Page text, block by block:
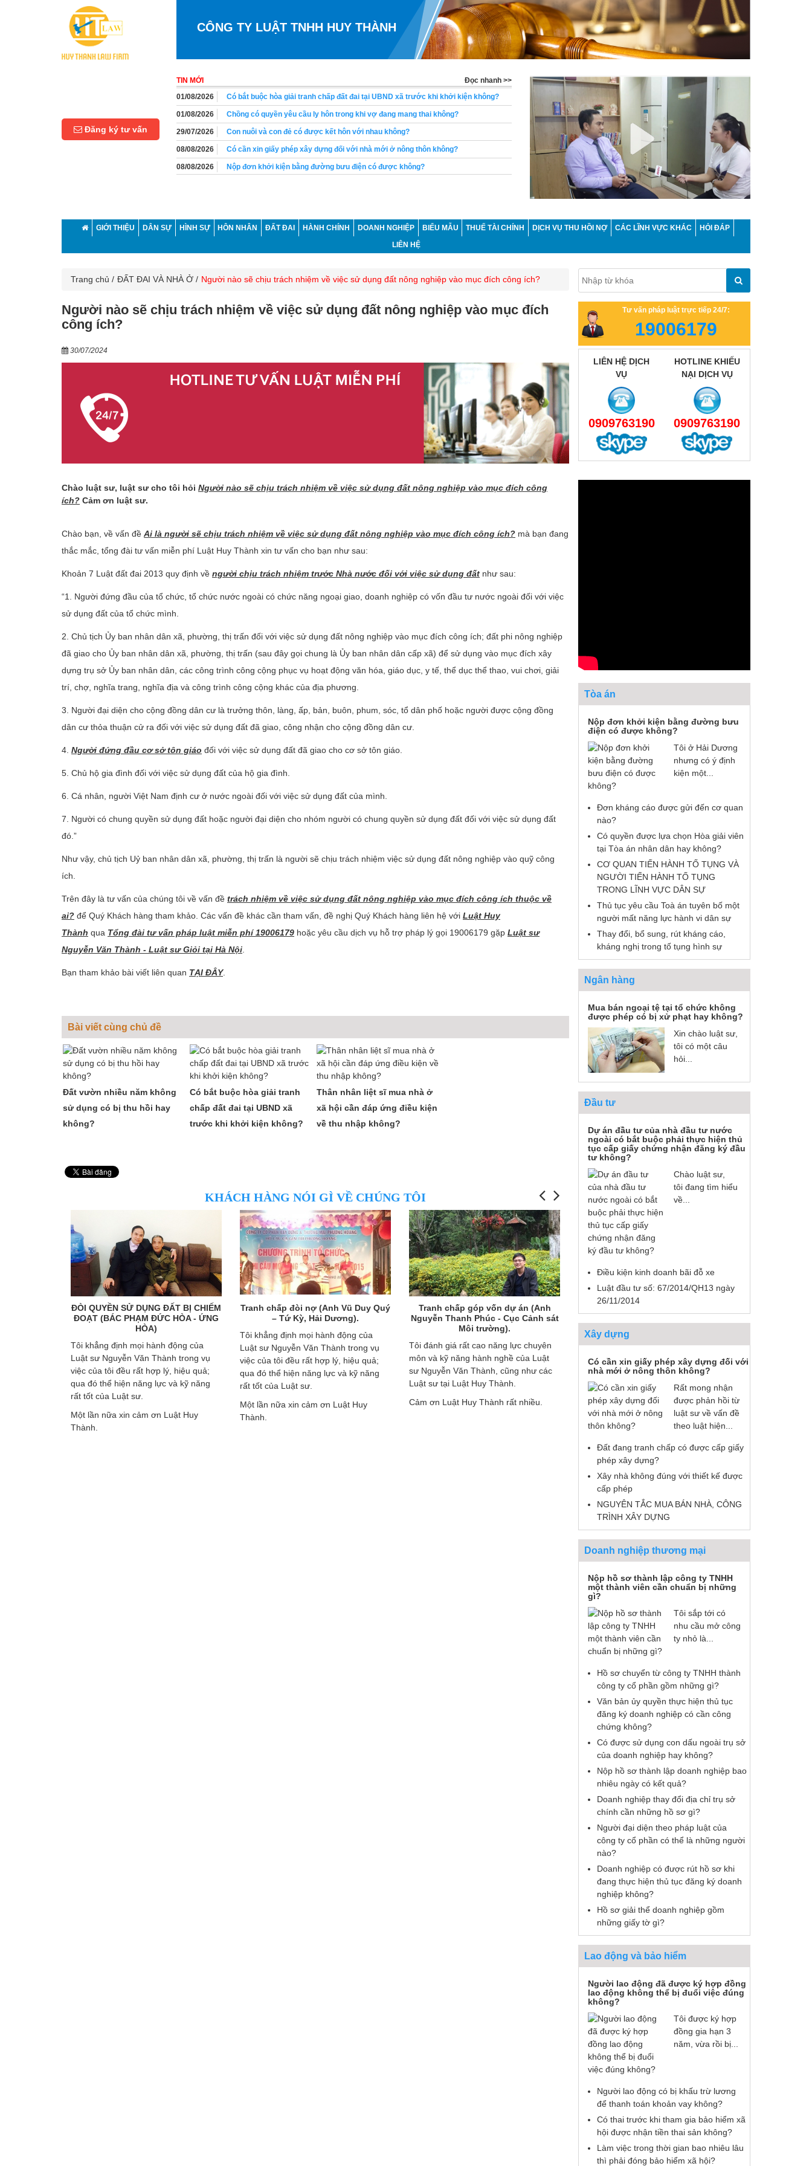
CÔNG TY LUẬT TNHH HUY THÀNH
Đăng ký tư vấn
TIN MỚI
Đọc nhanh >>
01/08/2026
Có bắt buộc hòa giải tranh chấp đất đai tại UBND xã trước khi khởi kiện không?
01/08/2026 Chồng có quyền yêu cầu ly hôn trong khi vợ đang mang thai không?
29/07/2026 Con nuôi và con đẻ có được kết hôn với nhau không?
08/08/2026 Có cần xin giấy phép xây dựng đối với nhà mới ở nông thôn không?
08/08/2026 Nộp đơn khởi kiện bằng đường bưu điện có được không?
05/08/2026 Người lao động đã được ký hợp đồng lao động không thể bị đuổi việc đúng không?
Người lao động có bị khấu trừ lương để thanh toán khoản vay không?
01/08/2026 Thời hiệu yêu cầu chia di sản thừa kế là bao lâu?
GIỚI THIỆU DÂN SỰ HÌNH SỰ HÔN NHÂN ĐẤT ĐAI HÀNH CHÍNH DOANH NGHIỆP BIỂU MẪU THUẾ TÀI CHÍNH DỊCH VỤ THU HỒI NỢ CÁC LĨNH VỰC KHÁC
HỎI ĐÁP
LIÊN HỆ
Trang chủ ĐẤT ĐAI VÀ NHÀ Ở Người nào sẽ chịu trách nhiệm về việc sử dụng đất nông nghiệp vào mục đích công ích?
Người nào sẽ chịu trách nhiệm về việc sử dụng đất nông nghiệp vào mục đích
công ích?
30/07/2024
Chào luật sư, luật sư cho tôi hỏi Người nào sẽ chịu trách nhiệm về việc sử dụng đất nông nghiệp vào mục đích công
ích? Cảm ơn luật sư.
Chào bạn, về vấn đề Ai là người sẽ chịu trách nhiệm về việc sử dụng đất nông nghiệp vào mục đích công ích? mà bạn đang
thắc mắc, tổng đài tư vấn miễn phí Luật Huy Thành xin tư vấn cho bạn như sau:
Khoản 7 Luật đất đai 2013 quy định về người chịu trách nhiệm trước Nhà nước đối với việc sử dụng đất như sau:
“1. Người đứng đầu của tổ chức, tổ chức nước ngoài có chức năng ngoại giao, doanh nghiệp có vốn đầu tư nước ngoài đối với việc
sử dụng đất của tổ chức mình.
2. Chủ tịch Ủy ban nhân dân xã, phường, thị trấn đối với việc sử dụng đất nông nghiệp vào mục đích công ích; đất phi nông nghiệp
đã giao cho Ủy ban nhân dân xã, phường, thị trấn (sau đây gọi chung là Ủy ban nhân dân cấp xã) để sử dụng vào mục đích xây
dựng trụ sở Ủy ban nhân dân, các công trình công cộng phục vụ hoạt động văn hóa, giáo dục, y tế, thể dục thể thao, vui chơi, giải
trí, chợ, nghĩa trang, nghĩa địa và công trình công cộng khác của địa phương.
3. Người đại diện cho cộng đồng dân cư là trưởng thôn, làng, ấp, bản, buôn, phum, sóc, tổ dân phố hoặc người được cộng đồng
dân cư thỏa thuận cử ra đối với việc sử dụng đất đã giao, công nhận cho cộng đồng dân cư.
4. Người đứng đầu cơ sở tôn giáo đối với việc sử dụng đất đã giao cho cơ sở tôn giáo.
5. Chủ hộ gia đình đối với việc sử dụng đất của hộ gia đình.
6. Cá nhân, người Việt Nam định cư ở nước ngoài đối với việc sử dụng đất của mình.
7. Người có chung quyền sử dụng đất hoặc người đại diện cho nhóm người có chung quyền sử dụng đất đối với việc sử dụng đất
đó.”
Như vậy, chủ tịch Uỷ ban nhân dân xã, phường, thị trấn là người sẽ chịu trách nhiệm việc sử dụng đất nông nghiệp vào quỹ công
ích.
Trên đây là tư vấn của chúng tôi về vấn đề trách nhiệm về việc sử dụng đất nông nghiệp vào mục đích công ích thuộc về
ai? để Quý Khách hàng tham khảo. Các vấn đề khác cần tham vấn, đề nghị Quý Khách hàng liên hệ với Luật Huy
Thành qua Tổng đài tư vấn pháp luật miễn phí 19006179 hoặc yêu cầu dịch vụ hỗ trợ pháp lý gọi 19006179 gặp Luật sư
Nguyễn Văn Thành - Luật sư Giỏi tại Hà Nội.
Bạn tham khảo bài viết liên quan TẠI ĐÂY.
Bài viết cùng chủ đề
Đất vườn nhiều năm không
sử dụng có bị thu hồi hay
không?
Có bắt buộc hòa giải tranh
chấp đất đai tại UBND xã
trước khi khởi kiện không?
Thân nhân liệt sĩ mua nhà ở
xã hội cần đáp ứng điều kiện
về thu nhập không?
KHÁCH HÀNG NÓI GÌ VỀ CHÚNG TÔI
ĐÒI QUYỀN SỬ DỤNG ĐẤT BỊ CHIẾM
ĐOẠT (BÁC PHẠM ĐỨC HÒA - ỨNG
HÒA)
Tôi khẳng định mọi hành động của
Luật sư Nguyễn Văn Thành trong vụ
việc của tôi đều rất hợp lý, hiệu quả;
qua đó thể hiện năng lực và kỹ năng
rất tốt của Luật sư.
Một lần nữa xin cảm ơn Luật Huy
Thành.
Tranh chấp đòi nợ (Anh Vũ Duy Quý
– Tứ Kỳ, Hải Dương).
Tôi khẳng định mọi hành động của
Luật sư Nguyễn Văn Thành trong vụ
việc của tôi đều rất hợp lý, hiệu quả;
qua đó thể hiện năng lực và kỹ năng
rất tốt của Luật sư.
Một lần nữa xin cảm ơn Luật Huy
Thành.
Tranh chấp góp vốn dự án (Anh
Nguyễn Thanh Phúc - Cục Cảnh sát
Môi trường).
Tôi đánh giá rất cao năng lực chuyên
môn và kỹ năng hành nghề của Luật
sư Nguyễn Văn Thành, cũng như các
Luật sư tại Luật Huy Thành.
Cảm ơn Luật Huy Thành rất nhiều.
Luật Huy Thành đã tư vấn, hỗ trợ pháp
lý và bảo vệ được quyền lợi hợp pháp
cho tôi theo quy định.
Cảm ơn Luật Huy Thành rất nhiều.
Rất nhanh, tận
nay quyền lợi
Tư vấn pháp luật trực tiếp 24/7:
19006179
LIÊN HỆ DỊCH
VỤ
0909763190
HOTLINE KHIẾU
NẠI DỊCH VỤ
0909763190
Tòa án
Nộp đơn khởi kiện bằng đường bưu
điện có được không?
Tôi ở Hải Dương
nhưng có ý định
kiện một...
Đơn kháng cáo được gửi đến cơ quan
nào?
Có quyền được lựa chọn Hòa giải viên
tại Tòa án nhân dân hay không?
CƠ QUAN TIẾN HÀNH TỐ TỤNG VÀ
NGƯỜI TIẾN HÀNH TỐ TỤNG
TRONG LĨNH VỰC DÂN SỰ
Thủ tục yêu cầu Toà án tuyên bố một
người mất năng lực hành vi dân sự
Thay đổi, bổ sung, rút kháng cáo,
kháng nghị trong tố tụng hình sự
Ngân hàng
Mua bán ngoại tệ tại tổ chức không
được phép có bị xử phạt hay không?
Xin chào luật sư,
tôi có một câu
hỏi...
Đầu tư
Dự án đầu tư của nhà đầu tư nước
ngoài có bắt buộc phải thực hiện thủ
tục cấp giấy chứng nhận đăng ký đầu
tư không?
Chào luật sư,
tôi đang tìm hiểu
về...
Điều kiện kinh doanh bãi đỗ xe
Luật đầu tư số: 67/2014/QH13 ngày
26/11/2014
Xây dựng
Có cần xin giấy phép xây dựng đối với
nhà mới ở nông thôn không?
Rất mong nhận
được phản hồi từ
luật sư về vấn đề
theo luật hiện...
Đất đang tranh chấp có được cấp giấy
phép xây dựng?
Xây nhà không đúng với thiết kế được
cấp phép
NGUYÊN TẮC MUA BÁN NHÀ, CÔNG
TRÌNH XÂY DỰNG
Doanh nghiệp thương mại
Nộp hồ sơ thành lập công ty TNHH
một thành viên cần chuẩn bị những
gì?
Tôi sắp tới có
nhu cầu mở công
ty nhỏ là...
Hồ sơ chuyển từ công ty TNHH thành
công ty cổ phần gồm những gì?
Văn bản ủy quyền thực hiện thủ tục
đăng ký doanh nghiệp có cần công
chứng không?
Có được sử dụng con dấu ngoài trụ sở
của doanh nghiệp hay không?
Nộp hồ sơ thành lập doanh nghiệp bao
nhiêu ngày có kết quả?
Doanh nghiệp thay đổi địa chỉ trụ sở
chính cần những hồ sơ gì?
Người đại diện theo pháp luật của
công ty cổ phần có thể là những người
nào?
Doanh nghiệp có được rút hồ sơ khi
đang thực hiện thủ tục đăng ký doanh
nghiệp không?
Hồ sơ giải thể doanh nghiệp gồm
những giấy tờ gì?
Lao động và bảo hiểm
Người lao động đã được ký hợp đồng
lao động không thể bị đuổi việc đúng
không?
Tôi được ký hợp
đồng gia hạn 3
năm, vừa rồi bị...
Người lao động có bị khấu trừ lương
để thanh toán khoản vay không?
Có thai trước khi tham gia bảo hiểm xã
hội được nhận tiền thai sản không?
Làm việc trong thời gian bao nhiêu lâu
thì phải đóng bảo hiểm xã hội?